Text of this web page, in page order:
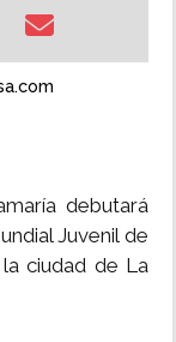
debutará
Juvenil de
ciudad de La